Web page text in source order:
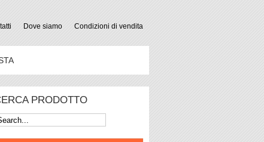
Dove siamo Condizioni di vendita
PRODOTTO